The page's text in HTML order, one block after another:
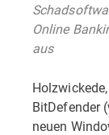
Online
aus
BitDefender
neuen